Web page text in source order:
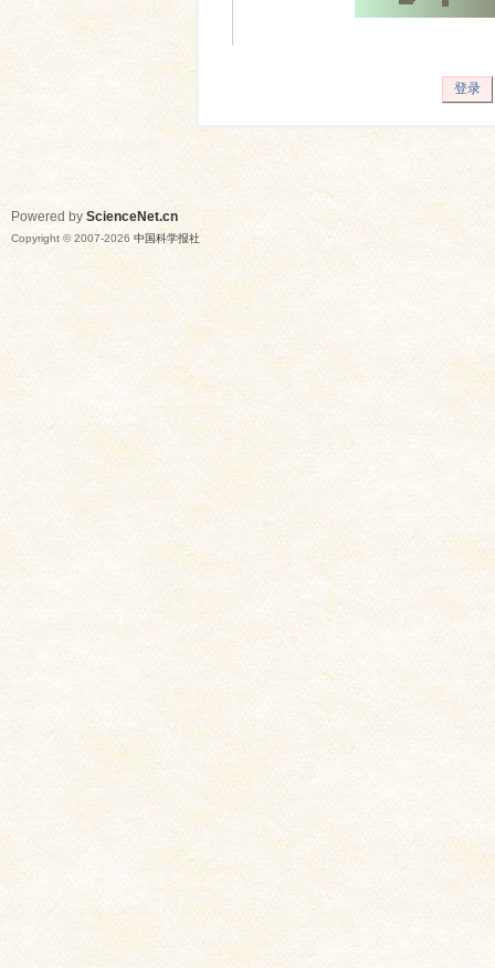
登录
Powered by ScienceNet.cn
Copyright © 2007-2026 中国科学报社